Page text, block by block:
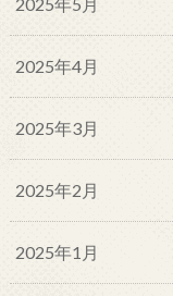
2025年5月
2025年4月
2025年3月
2025年2月
2025年1月